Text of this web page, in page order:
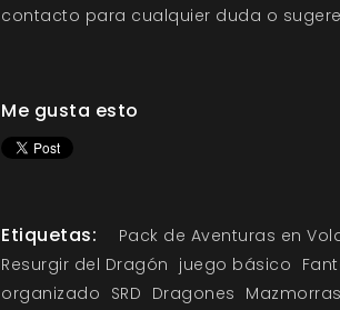
contacto para cualquier duda o
Me gusta esto
Etiquetas: Pack de Aventuras en
Resurgir del Dragón juego básico
organizado SRD Dragones Mazmorras